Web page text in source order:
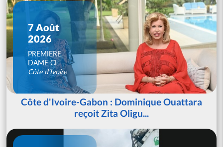
7 Août
2026
PREMIERE
DAME CI
Côte d'Ivoire
Côte d'Ivoire-Gabon : Dominique Ouattara
reçoit Zita Oligu...